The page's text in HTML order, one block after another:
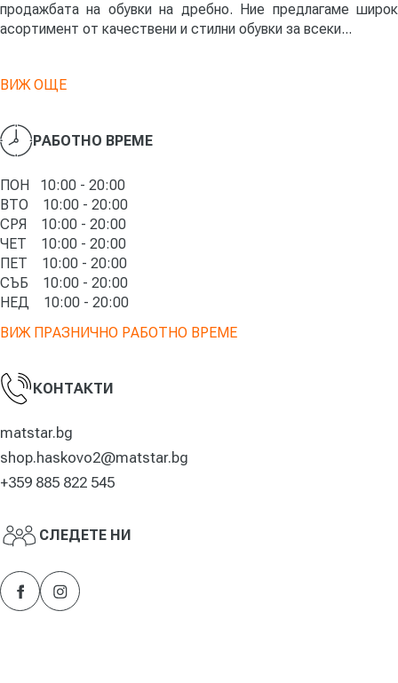
продажбата на обувки на дребно. Ние предлагаме широк
асортимент от качествени и стилни обувки за всеки...
ВИЖ ОЩЕ
РАБОТНО ВРЕМЕ
ПОН 10:00 - 20:00
ВТО 10:00 - 20:00
СРЯ 10:00 - 20:00
ЧЕТ 10:00 - 20:00
ПЕТ 10:00 - 20:00
СЪБ 10:00 - 20:00
НЕД 10:00 - 20:00
ВИЖ ПРАЗНИЧНО РАБОТНО ВРЕМЕ
КОНТАКТИ
matstar.bg
shop.haskovo2@matstar.bg
+359 885 822 545
СЛЕДЕТЕ НИ
FacebookInstagram